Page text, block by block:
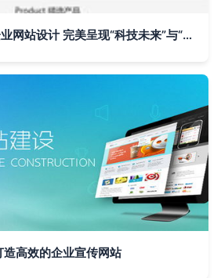
电子产品科技公司企业网站设计 完美呈现“科技未来”与“专业力量”
高效的企业宣传网站